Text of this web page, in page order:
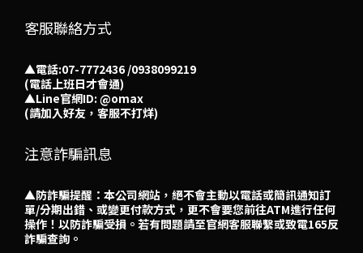
客服聯絡方式
▲電話:07-7772436 /0938099219
(電話上班日才會通)
▲Line官網ID: @omax​
(請加入好友，客服不打烊)
注意詐騙訊息
▲防詐騙提醒：本公司網站，絕不會主動以電話或簡訊通知訂
單/分期出錯、或變更付款方式，更不會要您前往ATM進行任何
操作！以防詐騙受損。若有問題請至官網客服聯繫或致電165反
詐騙查詢。